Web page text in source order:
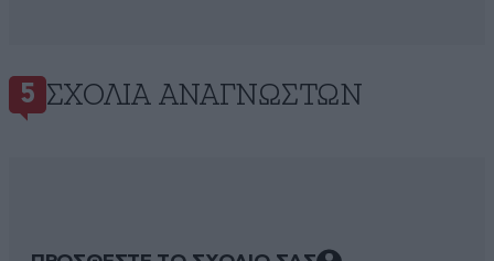
5 ΣΧΌΛΙΑ ΑΝΑΓΝΩΣΤΏΝ